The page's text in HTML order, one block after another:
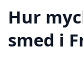
Hur
smed i